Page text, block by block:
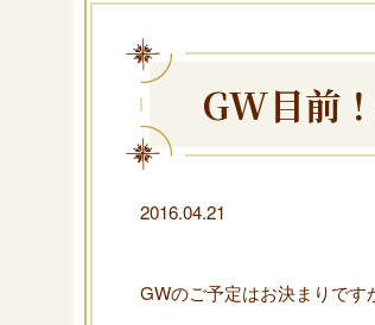
GW目前
2016.04.21
GWのご予定はお決まりです